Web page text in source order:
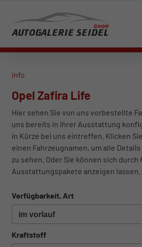
info
Opel Zafira Life
Hier sehen Sie von uns vorbestellte
uns bereits in ihrer Ausstattung
in Kürze bei uns eintreffen. Klicken
einen Fahrzeugnamen, um alle
zu sehen. Oder Sie können sich
Ausstattungspakete anzeigen lassen.
Verfügbarkeit, Art
Kraftstoff